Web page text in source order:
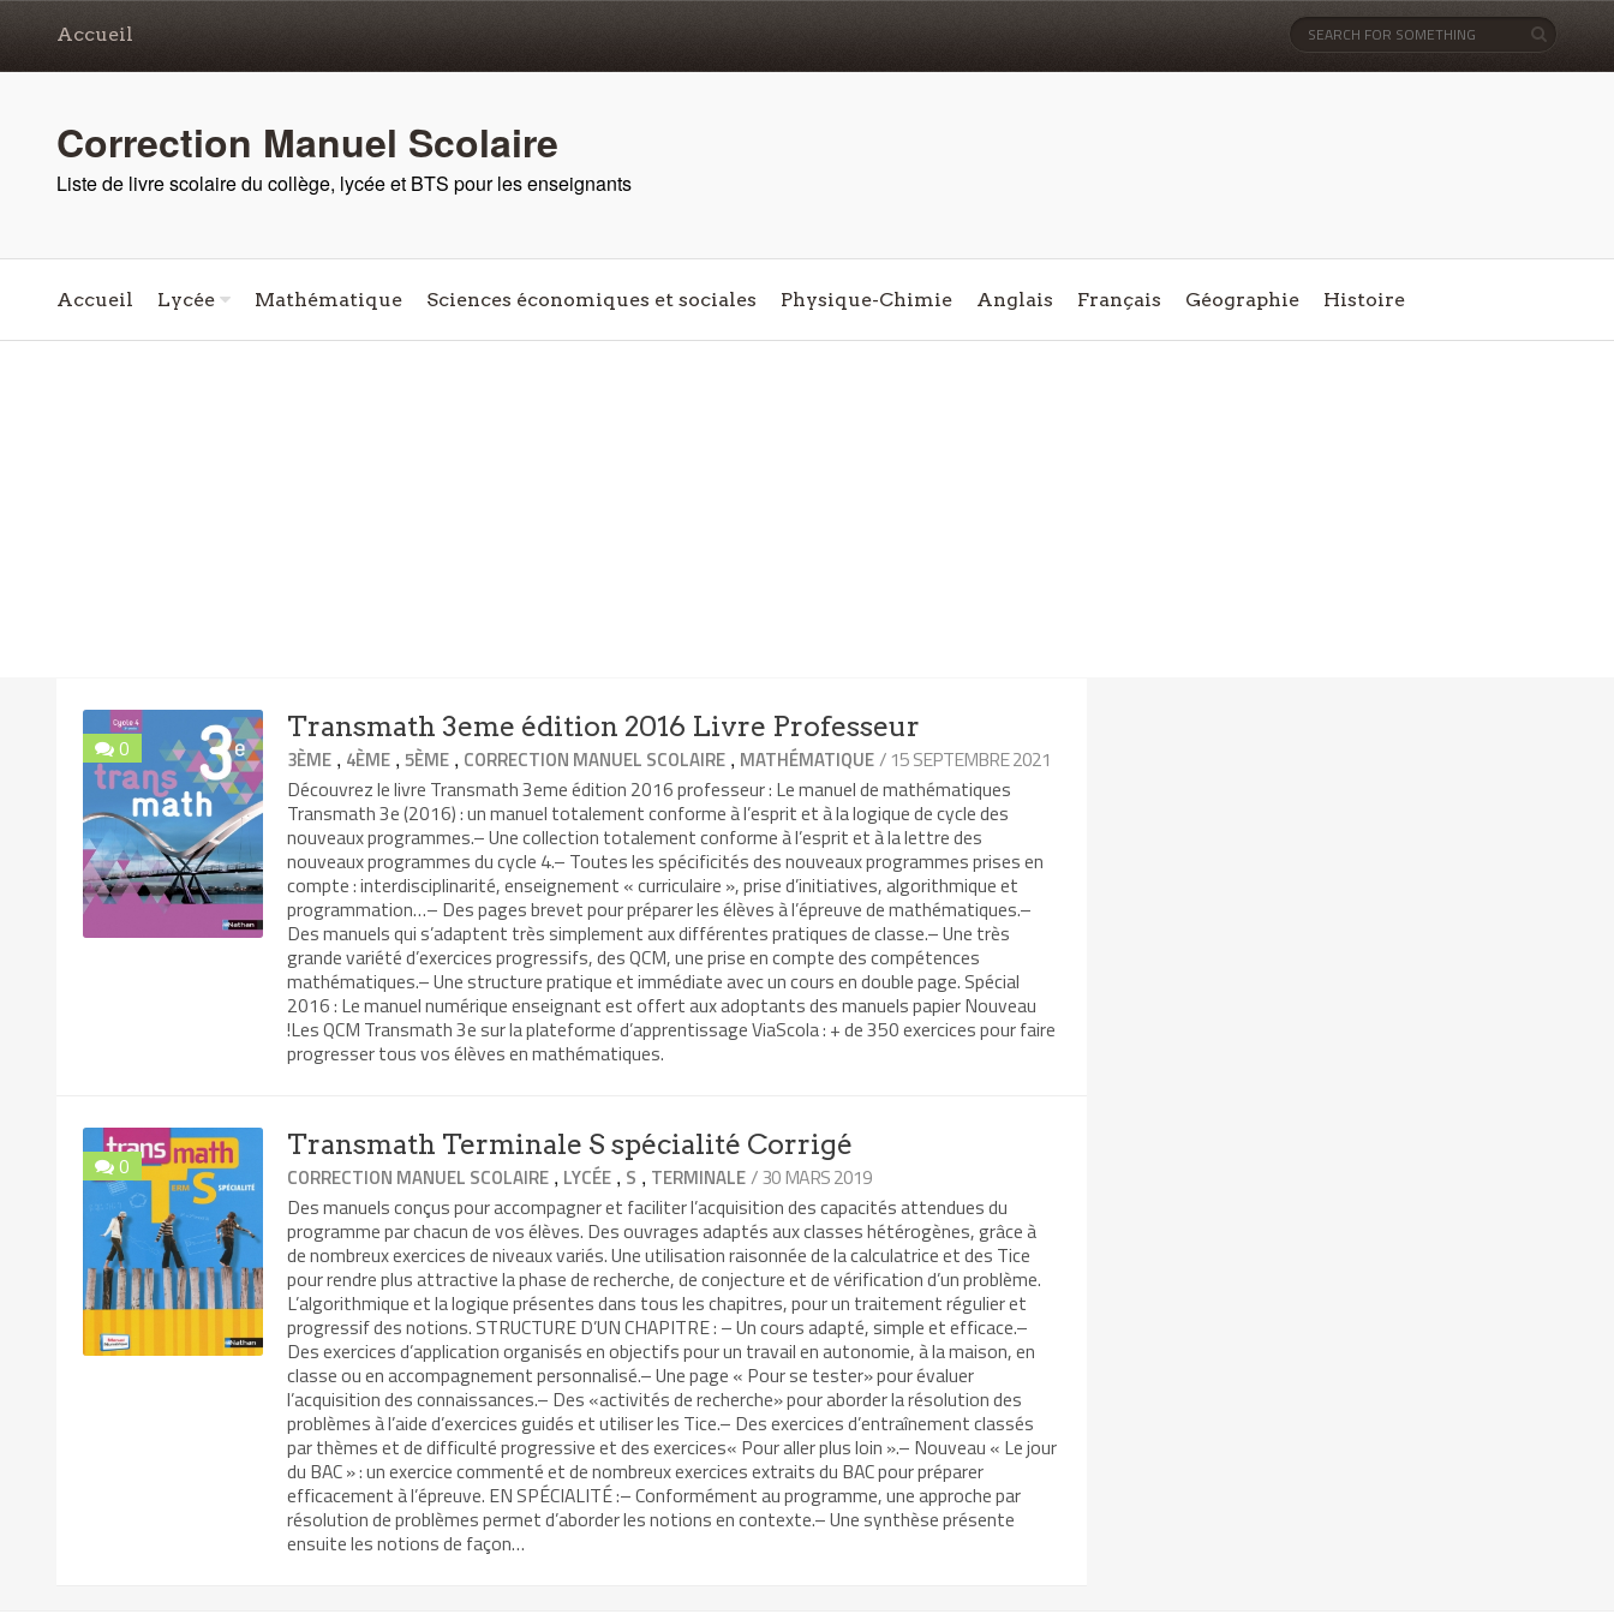
Accueil
Correction Manuel Scolaire
Liste de livre scolaire du collège, lycée et BTS pour les enseignants
Accueil Lycée Mathématique Sciences économiques et sociales Physique-Chimie Anglais Français Géographie Histoire
0
Transmath 3eme édition 2016 Livre Professeur
3ÈME , 4ÈME ,5ÈME , CORRECTION MANUEL SCOLAIRE , MATHÉMATIQUE/ 15 SEPTEMBRE 2021
Découvrez le livre Transmath 3eme édition 2016 professeur : Le manuel de mathématiques
Transmath 3e (2016) : un manuel totalement conforme à l’esprit et à la logique de cycle des
nouveaux programmes.– Une collection totalement conforme à l’esprit et à la lettre des
nouveaux programmes du cycle 4.– Toutes les spécificités des nouveaux programmes prises en
compte : interdisciplinarité, enseignement « curriculaire », prise d’initiatives, algorithmique et
programmation…– Des pages brevet pour préparer les élèves à l’épreuve de mathématiques.–
Des manuels qui s’adaptent très simplement aux différentes pratiques de classe.– Une très
grande variété d’exercices progressifs, des QCM, une prise en compte des compétences
mathématiques.– Une structure pratique et immédiate avec un cours en double page. Spécial
2016 : Le manuel numérique enseignant est offert aux adoptants des manuels papier Nouveau
!Les QCM Transmath 3e sur la plateforme d’apprentissage ViaScola : + de 350 exercices pour faire
progresser tous vos élèves en mathématiques.
0
Transmath Terminale S spécialité Corrigé
CORRECTION MANUEL SCOLAIRE , LYCÉE , S , TERMINALE/ 30 MARS 2019
Des manuels conçus pour accompagner et faciliter l’acquisition des capacités attendues du
programme par chacun de vos élèves. Des ouvrages adaptés aux classes hétérogènes, grâce à
de nombreux exercices de niveaux variés. Une utilisation raisonnée de la calculatrice et des Tice
pour rendre plus attractive la phase de recherche, de conjecture et de vérification d’un problème.
L’algorithmique et la logique présentes dans tous les chapitres, pour un traitement régulier et
progressif des notions. STRUCTURE D’UN CHAPITRE : – Un cours adapté, simple et efficace.–
Des exercices d’application organisés en objectifs pour un travail en autonomie, à la maison, en
classe ou en accompagnement personnalisé.– Une page « Pour se tester» pour évaluer
l’acquisition des connaissances.– Des «activités de recherche» pour aborder la résolution des
problèmes à l’aide d’exercices guidés et utiliser les Tice.– Des exercices d’entraînement classés
par thèmes et de difficulté progressive et des exercices« Pour aller plus loin ».– Nouveau « Le jour
du BAC » : un exercice commenté et de nombreux exercices extraits du BAC pour préparer
efficacement à l’épreuve. EN SPÉCIALITÉ :– Conformément au programme, une approche par
résolution de problèmes permet d’aborder les notions en contexte.– Une synthèse présente
ensuite les notions de façon…